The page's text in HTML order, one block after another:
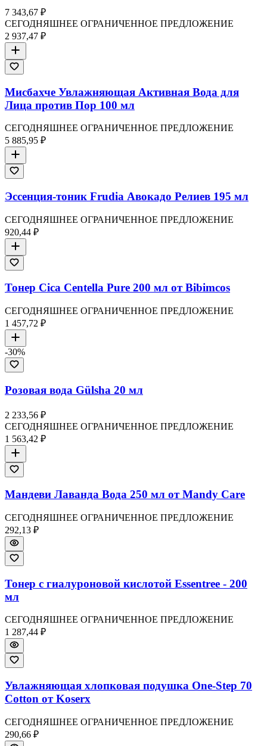
7 343,67 ₽
СЕГОДНЯШНЕЕ ОГРАНИЧЕННОЕ ПРЕДЛОЖЕНИЕ
2 937,47 ₽
Мисбахче Увлажняющая Активная Вода для
Лица против Пор 100 мл
СЕГОДНЯШНЕЕ ОГРАНИЧЕННОЕ ПРЕДЛОЖЕНИЕ
5 885,95 ₽
Эссенция-тоник Frudia Авокадо Релиев 195 мл
СЕГОДНЯШНЕЕ ОГРАНИЧЕННОЕ ПРЕДЛОЖЕНИЕ
920,44 ₽
Тонер Cica Centella Pure 200 мл от Bibimcos
СЕГОДНЯШНЕЕ ОГРАНИЧЕННОЕ ПРЕДЛОЖЕНИЕ
1 457,72 ₽
-30%
Розовая вода Gülsha 20 мл
2 233,56 ₽
СЕГОДНЯШНЕЕ ОГРАНИЧЕННОЕ ПРЕДЛОЖЕНИЕ
1 563,42 ₽
Мандеви Лаванда Вода 250 мл от Mandy Care
СЕГОДНЯШНЕЕ ОГРАНИЧЕННОЕ ПРЕДЛОЖЕНИЕ
292,13 ₽
Тонер с гиалуроновой кислотой Essentree - 200
мл
СЕГОДНЯШНЕЕ ОГРАНИЧЕННОЕ ПРЕДЛОЖЕНИЕ
1 287,44 ₽
Увлажняющая хлопковая подушка One-Step 70
Cotton от Koserx
СЕГОДНЯШНЕЕ ОГРАНИЧЕННОЕ ПРЕДЛОЖЕНИЕ
290,66 ₽